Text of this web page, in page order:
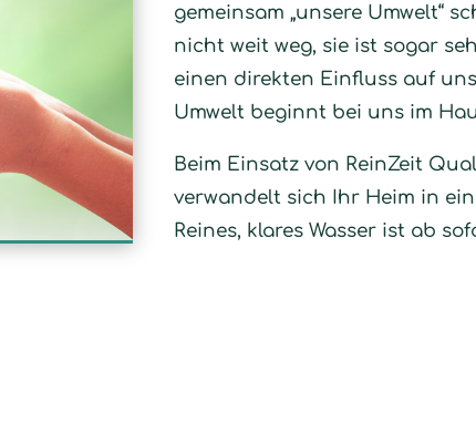
gemeinsam „unsere Umwelt“
nicht weit weg, sie ist sogar
einen direkten Einfluss auf
Umwelt beginnt bei uns im
Beim Einsatz von ReinZeit
verwandelt sich Ihr Heim in
Reines, klares Wasser ist ab